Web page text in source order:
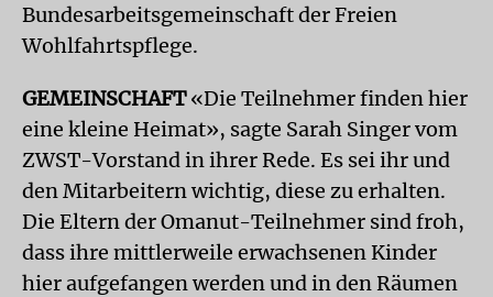
Bundesarbeitsgemeinschaft der Freien
Wohlfahrtspflege.
GEMEINSCHAFT«Die Teilnehmer finden hier
eine kleine Heimat», sagte Sarah Singer vom
ZWST-Vorstand in ihrer Rede. Es sei ihr und
den Mitarbeitern wichtig, diese zu erhalten.
Die Eltern der Omanut-Teilnehmer sind froh,
dass ihre mittlerweile erwachsenen Kinder
hier aufgefangen werden und in den Räumen